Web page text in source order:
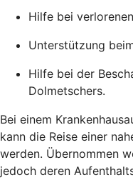
Hilfe bei
Unterstützung
Hilfe bei der
Dolmetschers.
Bei einem
kann die Reise einer
werden. Übernommen
jedoch deren